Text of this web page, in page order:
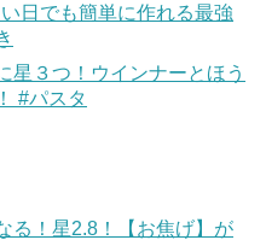
日でも簡単に作れる最強
星３つ！ウインナーとほう
#パスタ
る！星2.8！【お焦げ】が